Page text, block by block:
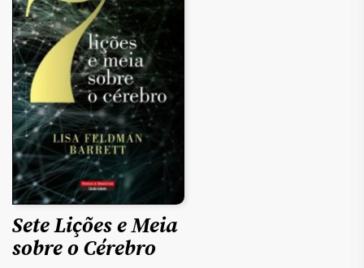
Sete Lições e Meia
sobre o Cérebro